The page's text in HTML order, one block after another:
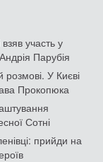
участь у
Парубія
розмові. У Києві
Прокопюка
Сотні
прийди на